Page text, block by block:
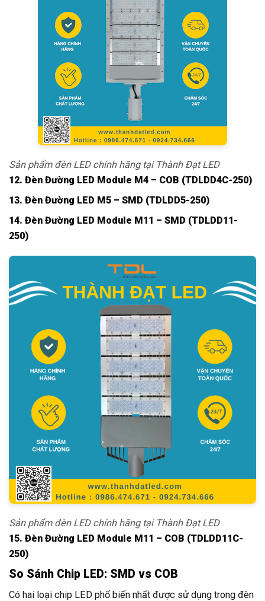
Sản phẩm đèn LED chính hãng tại Thành Đạt LED
12. Đèn Đường LED Module M4 – COB (TDLDD4C-250)
13. Đèn Đường LED M5 – SMD (TDLDD5-250)
14. Đèn Đường LED Module M11 – SMD (TDLDD11-
250)
Sản phẩm đèn LED chính hãng tại Thành Đạt LED
15. Đèn Đường LED Module M11 – COB (TDLDD11C-
250)
So Sánh Chip LED: SMD vs COB
Có hai loại chip LED phổ biến nhất được sử dụng trong đèn